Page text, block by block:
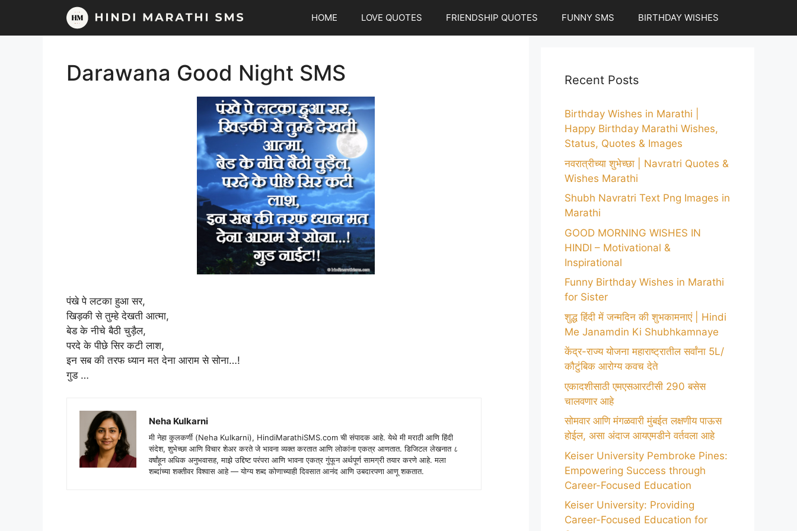
content
HOME LOVE QUOTES FRIENDSHIP QUOTES FUNNY SMS BIRTHDAY WISHES
Darawana Good Night SMS
पंखे पे लटका हुआ सर,
खिड़की से तुम्हे देखती आत्मा,
बेड के नीचे बैठी चुड़ैल,
परदे के पीछे सिर कटी लाश,
इन सब की तरफ ध्यान मत देना आराम से सोना…!
गुड …
Neha Kulkarni
मी नेहा कुलकर्णी (Neha Kulkarni), HindiMarathiSMS.com ची संपादक आहे. येथे मी मराठी आणि हिंदी
संदेश, शुभेच्छा आणि विचार शेअर करते जे भावना व्यक्त करतात आणि लोकांना एकत्र आणतात. डिजिटल लेखनात ८
वर्षांहून अधिक अनुभवासह, माझे उद्दिष्ट परंपरा आणि भावना एकत्र गुंफून अर्थपूर्ण सामग्री तयार करणे आहे. मला
शब्दांच्या शक्तीवर विश्वास आहे — योग्य शब्द कोणाच्याही दिवसात आनंद आणि उबदारपणा आणू शकतात.
Recent Posts
Birthday Wishes in Marathi |
Happy Birthday Marathi Wishes,
Status, Quotes & Images
नवरात्रीच्या शुभेच्छा | Navratri Quotes &
Wishes Marathi
Shubh Navratri Text Png Images in
Marathi
GOOD MORNING WISHES IN
HINDI – Motivational &
Inspirational
Funny Birthday Wishes in Marathi
for Sister
शुद्ध हिंदी में जन्मदिन की शुभकामनाएं | Hindi
Me Janamdin Ki Shubhkamnaye
केंद्र-राज्य योजना महाराष्ट्रातील सर्वांना 5L/
कौटुंबिक आरोग्य कवच देते
एकादशीसाठी एमएसआरटीसी 290 बसेस
चालवणार आहे
सोमवार आणि मंगळवारी मुंबईत लक्षणीय पाऊस
होईल, असा अंदाज आयएमडीने वर्तवला आहे
Keiser University Pembroke Pines:
Empowering Success through
Career-Focused Education
Keiser University: Providing
Career-Focused Education for